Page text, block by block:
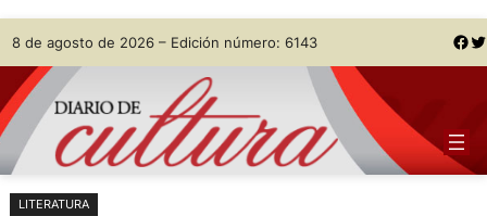
Saltar
al
contenido
Skip
to
content
8 de agosto de 2026 – Edición número: 6143 Facebook Twitter
LITERATURA